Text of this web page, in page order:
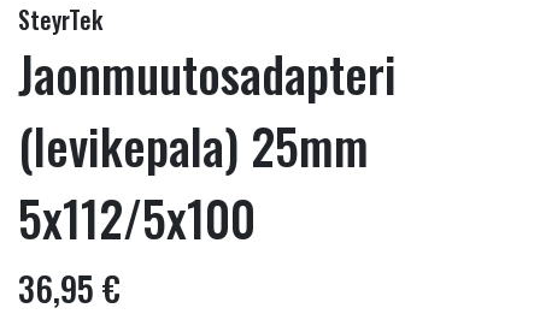
SteyrTek
Jaonmuutosadapteri
(levikepala) 25mm
5x112/5x100
36,95 €